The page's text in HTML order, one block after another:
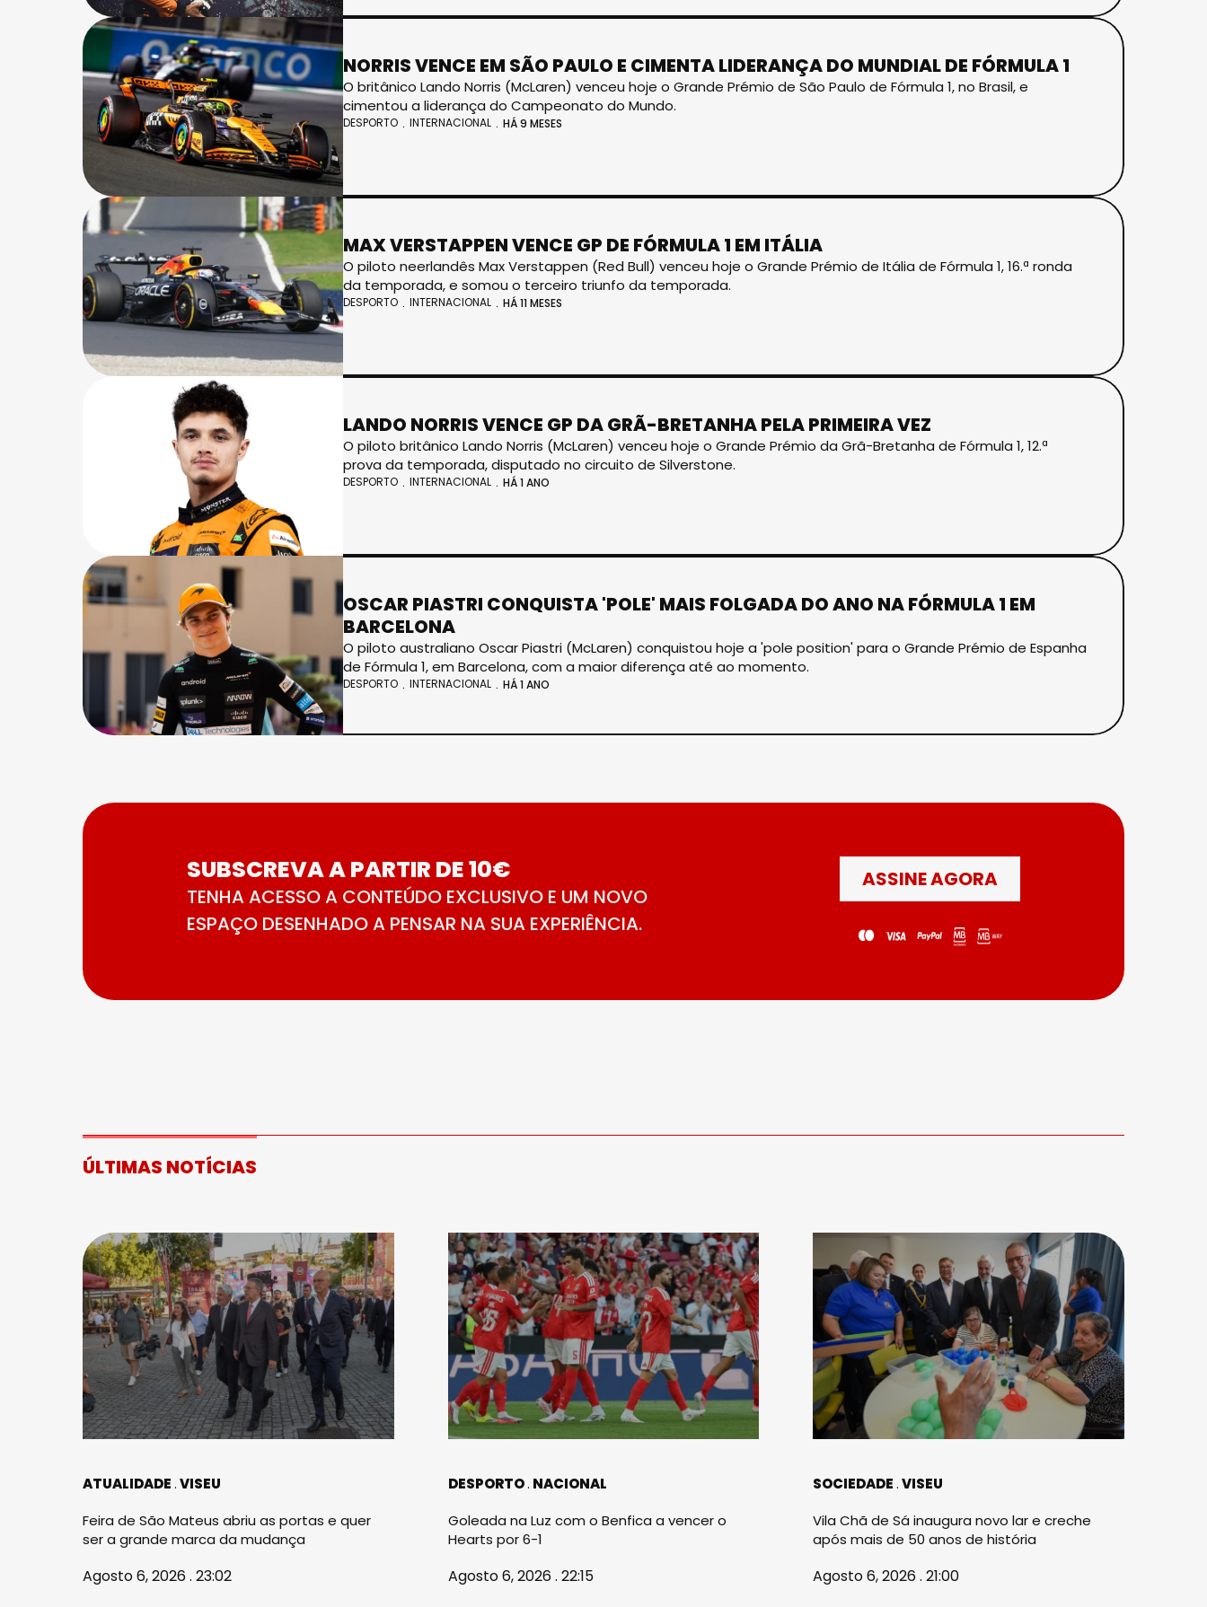
NORRIS VENCE EM SÃO PAULO E CIMENTA LIDERANÇA DO MUNDIAL DE FÓRMULA 1
O britânico Lando Norris (McLaren) venceu hoje o Grande Prémio de São Paulo de Fórmula 1, no Brasil, e
cimentou a liderança do Campeonato do Mundo.
DESPORTO INTERNACIONAL HÁ 9 MESES
MAX VERSTAPPEN VENCE GP DE FÓRMULA 1 EM ITÁLIA
O piloto neerlandês Max Verstappen (Red Bull) venceu hoje o Grande Prémio de Itália de Fórmula 1, 16.ª ronda
da temporada, e somou o terceiro triunfo da temporada.
DESPORTO INTERNACIONAL HÁ 11 MESES
LANDO NORRIS VENCE GP DA GRÃ-BRETANHA PELA PRIMEIRA VEZ
O piloto britânico Lando Norris (McLaren) venceu hoje o Grande Prémio da Grã-Bretanha de Fórmula 1, 12.ª
prova da temporada, disputado no circuito de Silverstone.
DESPORTO INTERNACIONAL HÁ 1 ANO
OSCAR PIASTRI CONQUISTA 'POLE' MAIS FOLGADA DO ANO NA FÓRMULA 1 EM
BARCELONA
O piloto australiano Oscar Piastri (McLaren) conquistou hoje a 'pole position' para o Grande Prémio de Espanha
de Fórmula 1, em Barcelona, com a maior diferença até ao momento.
DESPORTO INTERNACIONAL HÁ 1 ANO
SUBSCREVA A PARTIR DE 10€
TENHA ACESSO A CONTEÚDO EXCLUSIVO E UM NOVO
ESPAÇO DESENHADO A PENSAR NA SUA EXPERIÊNCIA.
ASSINE AGORA
ÚLTIMAS NOTÍCIAS
ATUALIDADE VISEU
Feira de São Mateus abriu as portas e quer
ser a grande marca da mudança
Agosto 6, 2026 . 23:02
DESPORTO NACIONAL
Goleada na Luz com o Benfica a vencer o
Hearts por 6-1
Agosto 6, 2026 . 22:15
SOCIEDADE VISEU
Vila Chã de Sá inaugura novo lar e creche
após mais de 50 anos de história
Agosto 6, 2026 . 21:00